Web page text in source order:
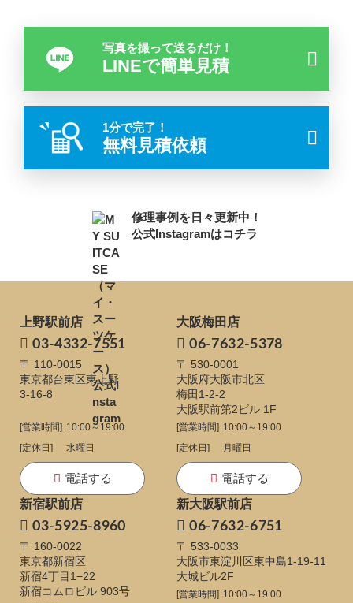
写真を撮って送るだけ！
LINEで簡単見積
1分で完了！
無料見積依頼
修理事例を日々更新中！
公式Instagramはコチラ
上野駅前店
03-4332-7551
〒 110-0015
東京都台東区東上野
3-16-8
[営業時間] 10:00～19:00
[定休日]
水曜日
電話する
大阪梅田店
06-7632-5378
〒 530-0001
大阪府大阪市北区
梅田1-2-2
大阪駅前第2ビル 1F
[営業時間] 10:00～19:00
[定休日]
月曜日
電話する
新宿駅前店
03-5925-8960
〒 160-0022
東京都新宿区
新宿4丁目1−22
新宿コムロビル 903号
新大阪駅前店
06-7632-6751
〒 533-0033
大阪市東淀川区東中島1-19-11
大城ビル2F
[営業時間] 10:00～19:00